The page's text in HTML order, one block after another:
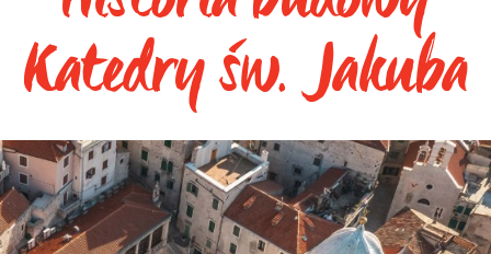
Katedry św. Jakuba